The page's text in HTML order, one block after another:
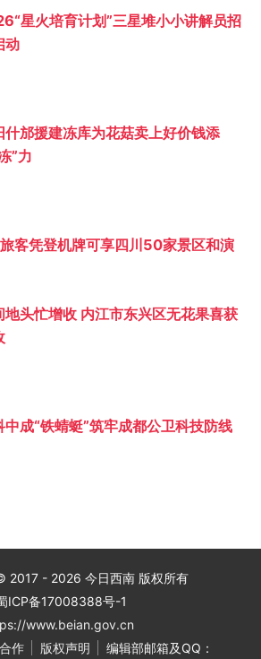
星火培育计划”三星堆小小讲解员招
动
什邡援建冻库为花菇卖上好价钱添
”力
客凭登机牌可享四川50家景区和演
地头忙增收 内江市东兴区无花果喜获
中成“铁蜻蜓”筑牢成都公卫科技防线
2017 - 2026 今日西南 版权所有
ICP备17008388号-1
www.beian.gov.cn
作 版权声明 编辑部邮箱及QQ：